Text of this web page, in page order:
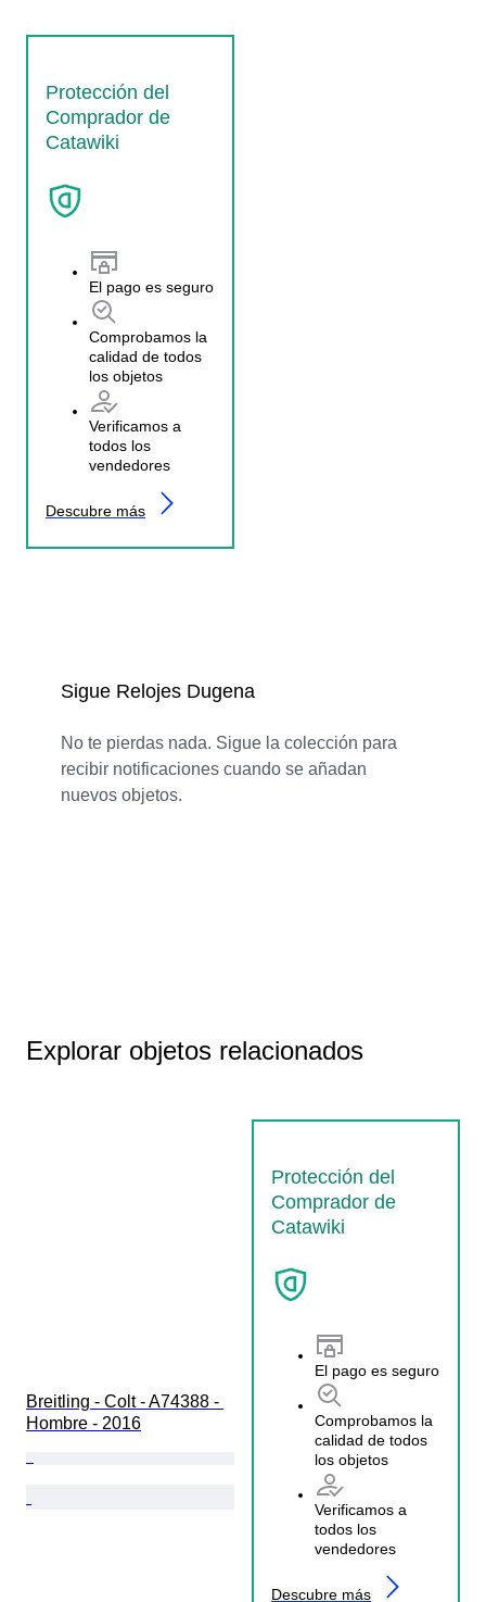
Protección del
Comprador de
Catawiki
El pago es seguro
Comprobamos la
calidad de todos
los objetos
Verificamos a
todos los
vendedores
Descubre más
Sigue Relojes Dugena
No te pierdas nada. Sigue la colección para
recibir notificaciones cuando se añadan
nuevos objetos.
Explorar objetos relacionados
Protección del
Comprador de
Catawiki
El pago es seguro
Comprobamos la
calidad de todos
los objetos
Verificamos a
todos los
vendedores
Descubre más
Breitling - Colt - A74388 -
Hombre - 2016